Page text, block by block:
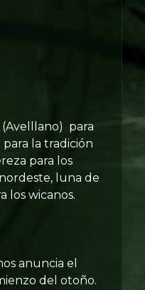
para
para la tradición
para los
luna de
los wicanos.
anuncia el
del otoño.